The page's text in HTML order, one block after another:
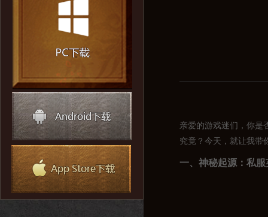
亲爱的游戏迷们，你是
究竟？今天，就让我带
一、神秘起源：私